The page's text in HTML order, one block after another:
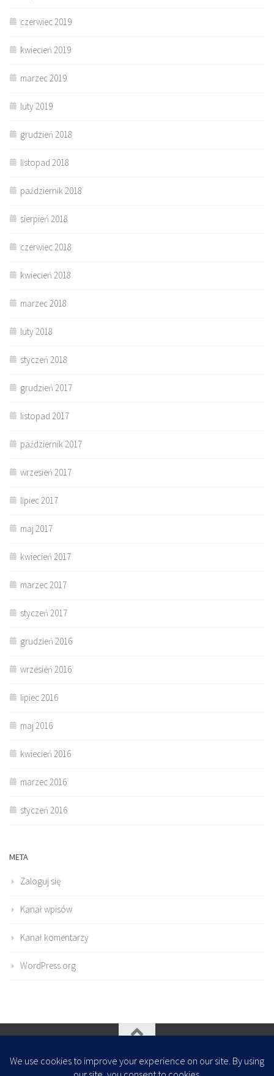
czerwiec 2019
kwiecień 2019
marzec 2019
luty 2019
grudzień 2018
listopad 2018
październik 2018
sierpień 2018
czerwiec 2018
kwiecień 2018
marzec 2018
luty 2018
styczeń 2018
grudzień 2017
listopad 2017
październik 2017
wrzesień 2017
lipiec 2017
maj 2017
kwiecień 2017
marzec 2017
styczeń 2017
grudzień 2016
wrzesień 2016
lipiec 2016
maj 2016
kwiecień 2016
marzec 2016
styczeń 2016
META
Zaloguj się
Kanał wpisów
Kanał komentarzy
WordPress.org